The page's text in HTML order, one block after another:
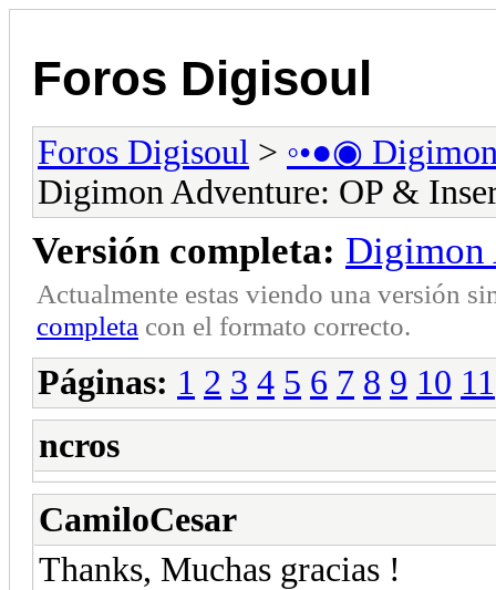
Foros Digisoul
Foros Digisoul > ◦•●◉
Digimon Adventure: OP &
Versión completa: Digimon
Actualmente estas viendo una versión
completa con el formato correcto.
Páginas: 1 2 3 4 5 6 7 8 9 10 11
ncros
CamiloCesar
Thanks, Muchas gracias !